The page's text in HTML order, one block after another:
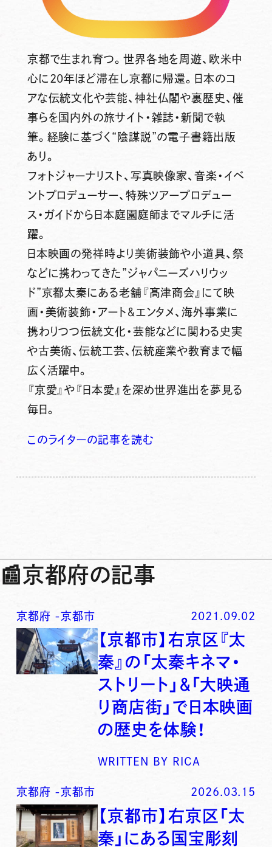
京都で生まれ育つ。世界各地を周遊、欧米中
心に20年ほど滞在し京都に帰還。日本のコ
アな伝統文化や芸能、神社仏閣や裏歴史、催
事らを国内外の旅サイト・雑誌・新聞で執
筆。経験に基づく“陰謀説”の電子書籍出版
あり。
フォトジャーナリスト、写真映像家、音楽・イベ
ントプロデューサー、特殊ツアープロデュー
ス・ガイドから日本庭園庭師までマルチに活
躍。
日本映画の発祥時より美術装飾や小道具、祭
などに携わってきた”ジャパニーズハリウッ
ド”京都太秦にある老舗『髙津商会』にて映
画・美術装飾・アート＆エンタメ、海外事業に
携わりつつ伝統文化・芸能などに関わる史実
や古美術、伝統工芸、伝統産業や教育まで幅
広く活躍中。
『京愛』や『日本愛』を深め世界進出を夢見る
毎日。
このライターの記事を読む
📰京都府の記事
京都府 -京都市 2021.09.02
【京都市】右京区『太
秦』の「太秦キネマ・
ストリート」＆「大映通
り商店街」で日本映画
の歴史を体験！
WRITTEN BY RICA
京都府 -京都市 2026.03.15
【京都市】右京区「太
秦」にある国宝彫刻